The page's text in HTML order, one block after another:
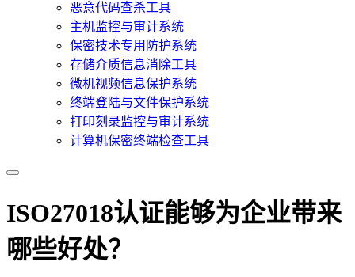
恶意代码查杀工具
主机监控与审计系统
保密技术专用防护系统
存储介质信息消除工具
微机视频信息保护系统
终端登陆与文件保护系统
打印刻录监控与审计系统
计算机保密终端检查工具
ISO27018认证能够为企业带来
哪些好处？